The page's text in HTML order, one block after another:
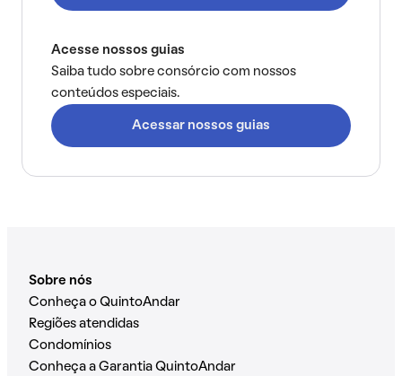
Acesse nossos guias
Saiba tudo sobre consórcio com nossos
conteúdos especiais.
Acessar nossos guias
Sobre nós
Conheça o QuintoAndar
Regiões atendidas
Condomínios
Conheça a Garantia QuintoAndar